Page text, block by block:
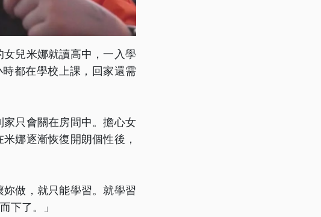
兒米娜就讀高中，一入學
都在學校上課，回家還需
只會關在房間中。擔心女
娜逐漸恢復開朗個性後，
做，就只能學習。就學習
下了。」